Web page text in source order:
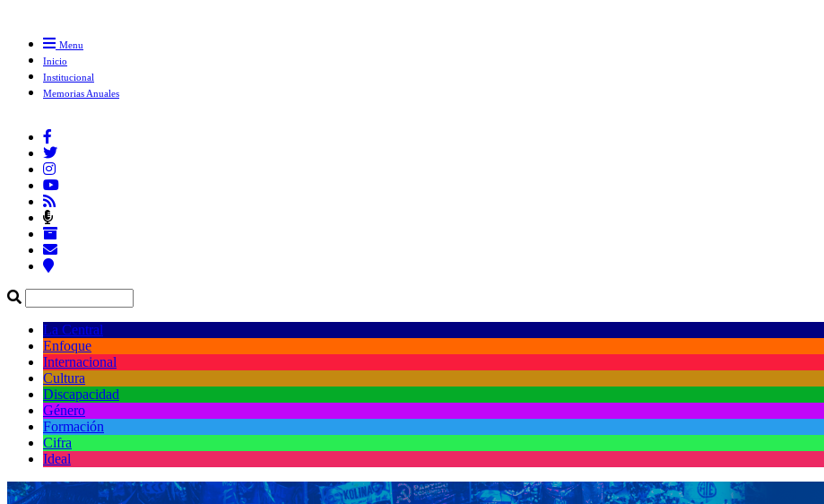
Menu
Inicio
Institucional
Memorias Anuales
La Central
Enfoque
Internacional
Cultura
Discapacidad
Género
Formación
Cifra
Ideal